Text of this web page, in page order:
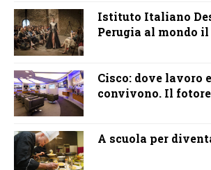
Istituto Italiano
Perugia al mondo il
Cisco: dove lavoro
convivono. Il
A scuola per